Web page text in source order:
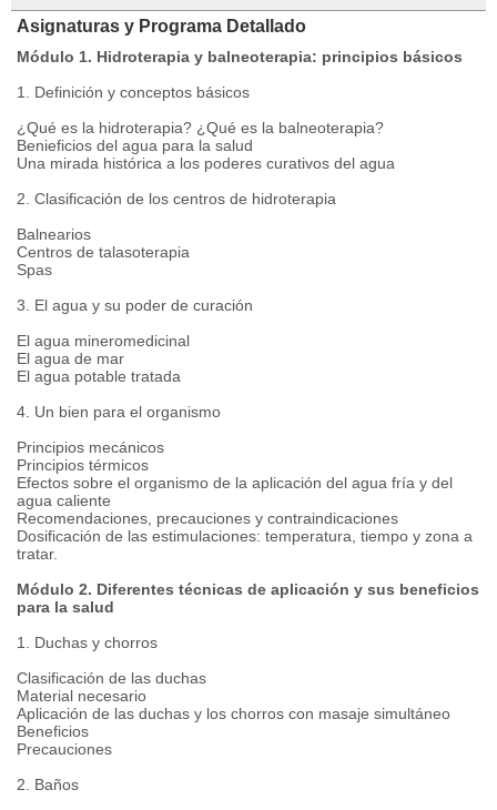
Asignaturas y Programa Detallado
Módulo 1. Hidroterapia y balneoterapia: principios básicos
1. Definición y conceptos básicos
¿Qué es la hidroterapia? ¿Qué es la balneoterapia?
Benieficios del agua para la salud
Una mirada histórica a los poderes curativos del agua
2. Clasificación de los centros de hidroterapia
Balnearios
Centros de talasoterapia
Spas
3. El agua y su poder de curación
El agua mineromedicinal
El agua de mar
El agua potable tratada
4. Un bien para el organismo
Principios mecánicos
Principios térmicos
Efectos sobre el organismo de la aplicación del agua fría y del
agua caliente
Recomendaciones, precauciones y contraindicaciones
Dosificación de las estimulaciones: temperatura, tiempo y zona a
tratar.
Módulo 2. Diferentes técnicas de aplicación y sus beneficios
para la salud
1. Duchas y chorros
Clasificación de las duchas
Material necesario
Aplicación de las duchas y los chorros con masaje simultáneo
Beneficios
Precauciones
2. Baños